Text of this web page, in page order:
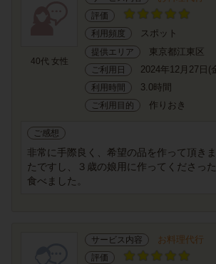
40代 女性
評価
利用頻度
スポット
提供エリア 東京都江東区
ご利用日 2024年12月27日(
利用時間 3.0時間
ご利用目的 作りおき
ご感想
非常に手際良く、希望の品を作って頂き
たですし、３歳の娘用に作ってくださっ
食べました。
サービス内容 お料理代行
評価